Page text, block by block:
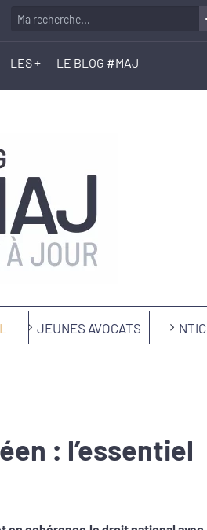
LES + LE BLOG #MAJ
JEUNES AVOCATS NTIC
: l’essentiel